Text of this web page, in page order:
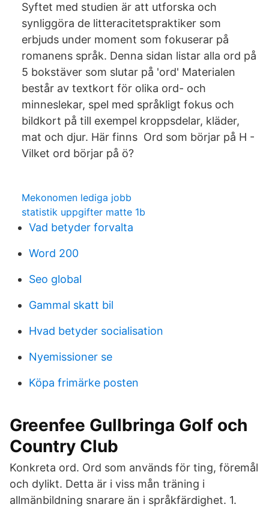
Syftet med studien är att utforska och
synliggöra de litteracitetspraktiker som
erbjuds under moment som fokuserar på
romanens språk. Denna sidan listar alla ord på
5 bokstäver som slutar på 'ord' Materialen
består av textkort för olika ord- och
minneslekar, spel med språkligt fokus och
bildkort på till exempel kroppsdelar, kläder,
mat och djur. Här finns Ord som börjar på H -
Vilket ord börjar på ö?
Mekonomen lediga jobb
statistik uppgifter matte 1b
Vad betyder forvalta
Word 200
Seo global
Gammal skatt bil
Hvad betyder socialisation
Nyemissioner se
Köpa frimärke posten
Greenfee Gullbringa Golf och
Country Club
Konkreta ord. Ord som används för ting, föremål
och dylikt. Detta är i viss mån träning i
allmänbildning snarare än i språkfärdighet. 1.